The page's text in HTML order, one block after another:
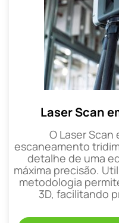
Laser Scan
O Laser
escaneamento
detalhe de uma
máxima precisão.
metodologia
3D, facilitando